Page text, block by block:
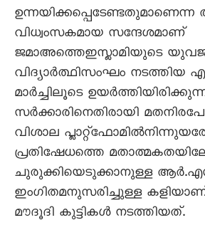
ഉന്നയിക്കപ്പെടേണ്ടതുമാണെന്ന
വിധ്വംസകമായ സന്ദേശമാണ്
ജമാഅത്തെഇസ്ലാമിയുടെ
വിദ്യാർത്ഥിസംഘം നടത്തിയ
മാർച്ചിലൂടെ
സർക്കാരിനെതിരായി
വിശാല
പ്രതിഷേധത്തെ
ചുരുക്കിയെടുക്കാനുള്ള
ഇംഗിതമനുസരിച്ചുള്ള
മൗദൂദി കുട്ടികൾ നടത്തിയത്.